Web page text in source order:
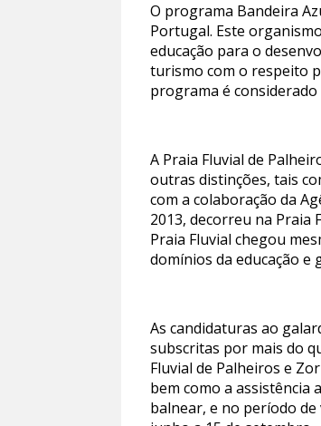
O programa Bandeira
Portugal. Este
educação para o
turismo com o respeito
programa é
A Praia Fluvial de
outras distinções, tais
com a colaboração da
2013, decorreu na Praia
Praia Fluvial chegou
domínios da educação e
As candidaturas ao
subscritas por mais do
Fluvial de Palheiros e
bem como a assistência
balnear, e no período